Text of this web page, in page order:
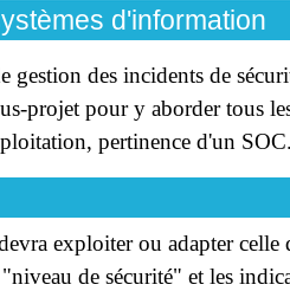
d'information
gestion des incidents de
projet pour y aborder tous
pertinence d'un
exploiter ou adapter celle
de sécurité" et les